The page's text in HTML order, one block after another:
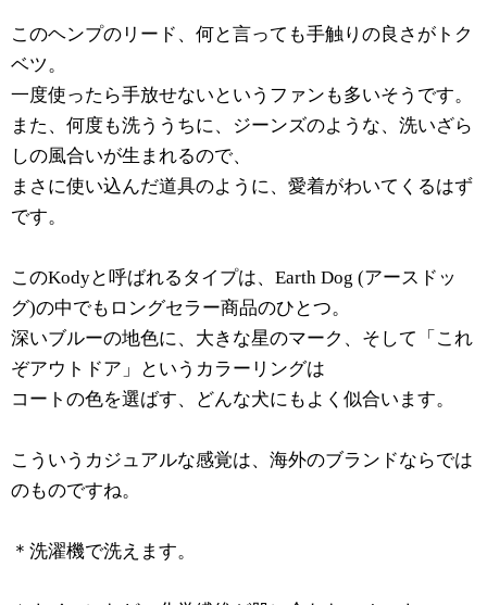
このヘンプのリード、何と言っても手触りの良さがトク
ベツ。
一度使ったら手放せないというファンも多いそうです。
また、何度も洗ううちに、ジーンズのような、 洗いざら
しの風合いが生まれるので、
まさに使い込んだ道具のように 、愛着がわいてくるはず
です。
このKodyと呼ばれるタイプは、Earth Dog (アースドッ
グ)の中でもロングセラー商品のひとつ。
深いブルーの地色に、大きな星のマーク、 そして「これ
ぞアウトドア」というカラーリングは
コートの色を選ばす、どんな犬にもよく似合います。
こういうカジュアルな感覚は、海外のブランドならでは
のものですね。
＊洗濯機で洗えます。